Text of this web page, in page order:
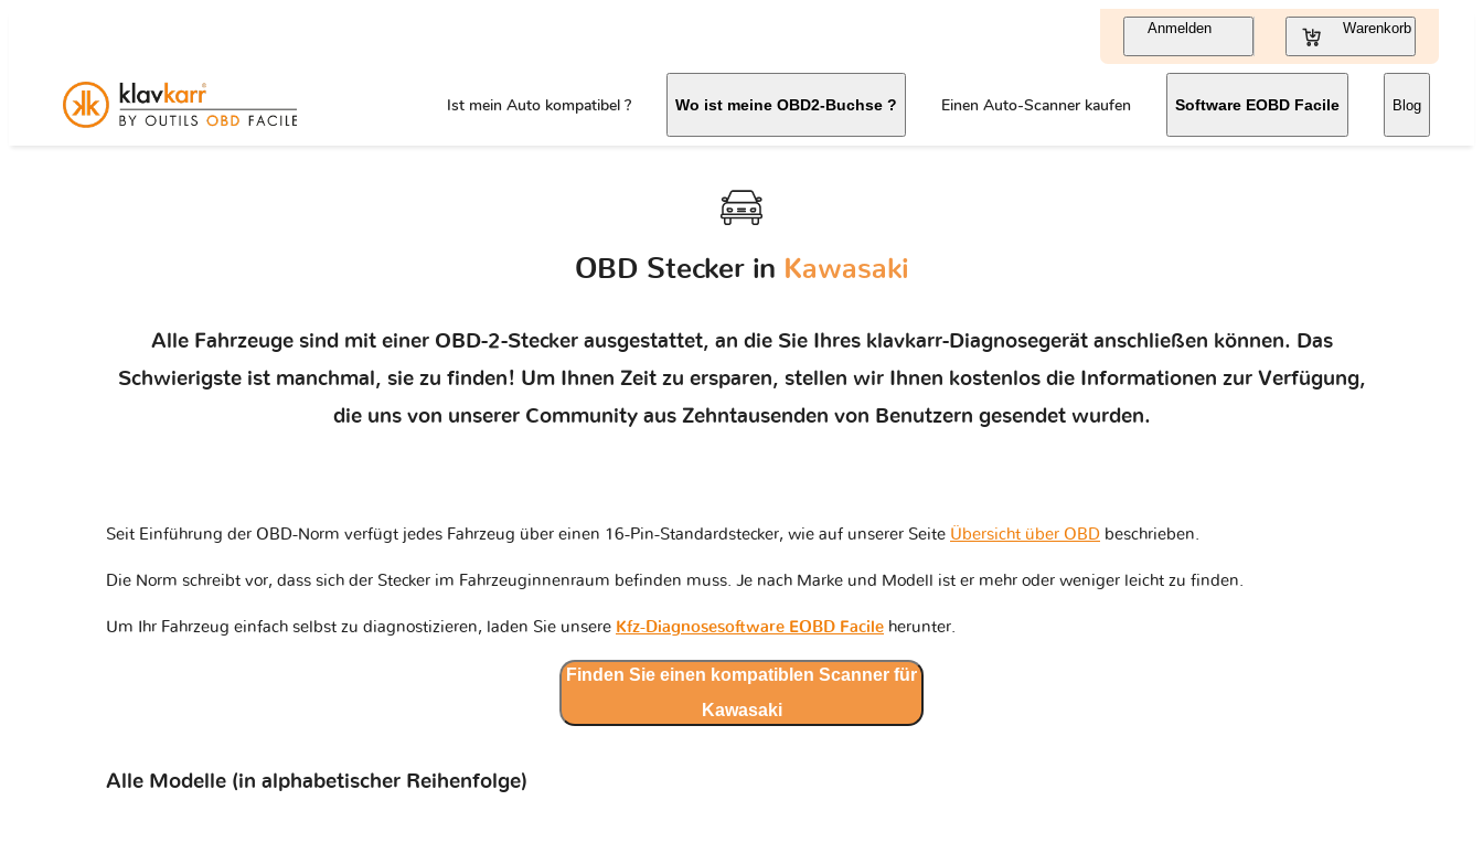
Anmelden Warenkorb
Ist mein Auto kompatibel ? Wo ist meine OBD2-Buchse ? Einen Auto-Scanner kaufen Software EOBD Facile Blog
OBD Stecker in Kawasaki
Alle Fahrzeuge sind mit einer OBD-2-Stecker ausgestattet, an die Sie Ihres klavkarr-Diagnosegerät anschließen können. Das
Schwierigste ist manchmal, sie zu finden! Um Ihnen Zeit zu ersparen, stellen wir Ihnen kostenlos die Informationen zur Verfügung,
die uns von unserer Community aus Zehntausenden von Benutzern gesendet wurden.
Seit Einführung der OBD-Norm verfügt jedes Fahrzeug über einen 16-Pin-Standardstecker, wie auf unserer Seite Übersicht über OBD beschrieben.
Die Norm schreibt vor, dass sich der Stecker im Fahrzeuginnenraum befinden muss. Je nach Marke und Modell ist er mehr oder weniger leicht zu finden.
Um Ihr Fahrzeug einfach selbst zu diagnostizieren, laden Sie unsere Kfz-Diagnosesoftware EOBD Facile herunter.
Finden Sie einen kompatiblen Scanner für
Kawasaki
Alle Modelle (in alphabetischer Reihenfolge)